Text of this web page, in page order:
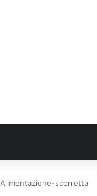
Alimentazione-scorretta